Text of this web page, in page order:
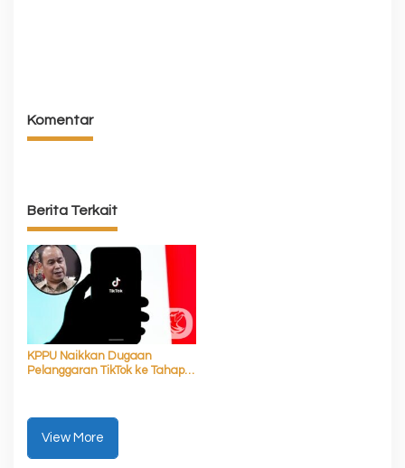
Komentar
Berita Terkait
KPPU Naikkan Dugaan
Pelanggaran TikTok ke Tahap
View More